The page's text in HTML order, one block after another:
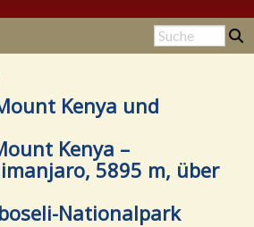
Kenya und
Kenya –
5895 m, über
Nationalpark